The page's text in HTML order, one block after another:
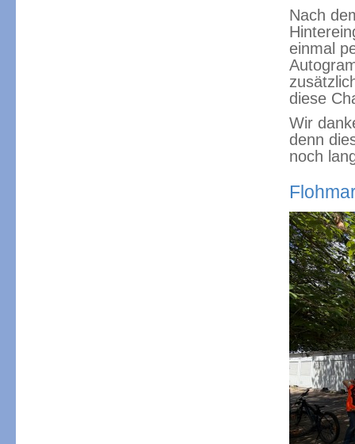
Nach
einmal
diese
Wir
denn
noch